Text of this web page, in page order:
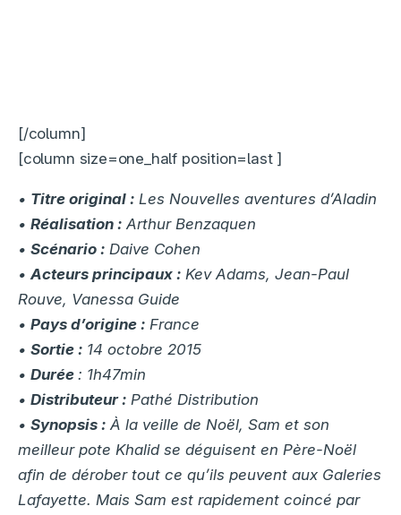
[/column]
[column size=one_half position=last ]
• Titre original : Les Nouvelles aventures d’Aladin
• Réalisation : Arthur Benzaquen
• Scénario : Daive Cohen
•Acteurs principaux : Kev Adams, Jean-Paul
Rouve, Vanessa Guide
• Pays d’origine : France
• Sortie : 14 octobre 2015
• Durée : 1h47min
• Distributeur : Pathé Distribution
• Synopsis : À la veille de Noël, Sam et son
meilleur pote Khalid se déguisent en Père-Noël
afin de dérober tout ce qu’ils peuvent aux Galeries
Lafayette. Mais Sam est rapidement coincé par